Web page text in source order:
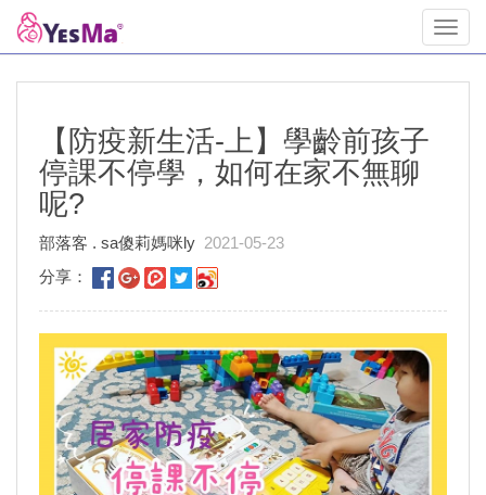
【防疫新生活-上】學齡前孩子
停課不停學，如何在家不無聊
呢?
部落客 . sa傻莉媽咪ly 2021-05-23
分享：